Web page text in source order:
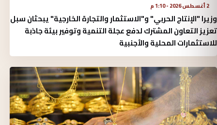
2 أغسطس 2026 - 1:10 م
وزيرا "الإنتاج الحربي" و"الاستثمار والتجارة الخارجية" يبحثان سبل
تعزيز التعاون المشترك لدفع عجلة التنمية وتوفير بيئة جاذبة
للاستثمارات المحلية والأجنبية